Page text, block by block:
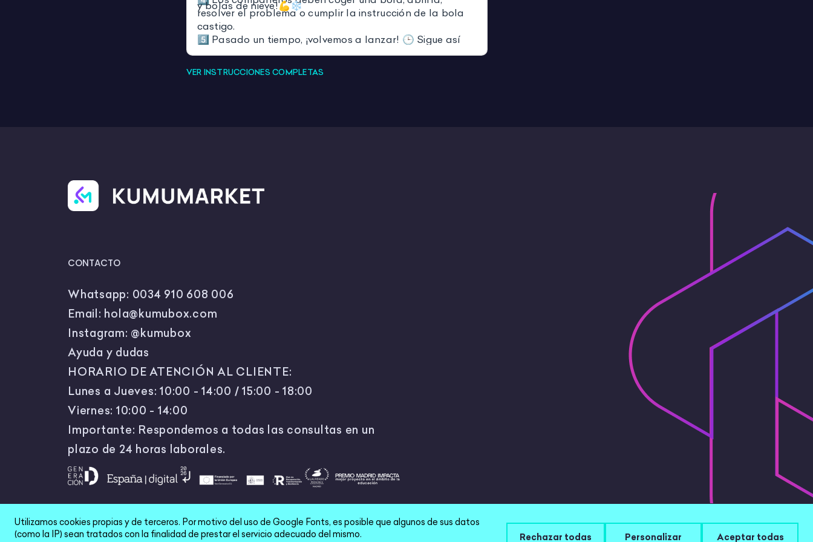
resolver el problema o cumplir la instrucción de la bola
castigo.
5️⃣ Pasado un tiempo, ¡volvemos a lanzar! 🕒 Sigue así
hasta completar la hoja de registro o hasta que acabe
el tiempo.
y bolas de nieve!💪❄️
VER INSTRUCCIONES COMPLETAS
CONTACTO
Whatsapp: 0034 910 608 006
Email: hola@kumubox.com
Instagram: @kumubox
Ayuda y dudas
HORARIO DE ATENCIÓN AL CLIENTE:
Lunes a Jueves: 10:00 - 14:00 / 15:00 - 18:00
Viernes: 10:00 - 14:00
Importante: Respondemos a todas las consultas en un
plazo de 24 horas laborales.
All Rights Reserved © 2026 |Política de privacidad Aviso Legal|Configurar cookies
Utilizamos cookies propias y de terceros. Por motivo del uso de Google Fonts, es posible que algunos de sus datos
(como la IP) sean tratados con la finalidad de prestar el servicio adecuado del mismo.
Rechazar todas Personalizar Aceptar todas